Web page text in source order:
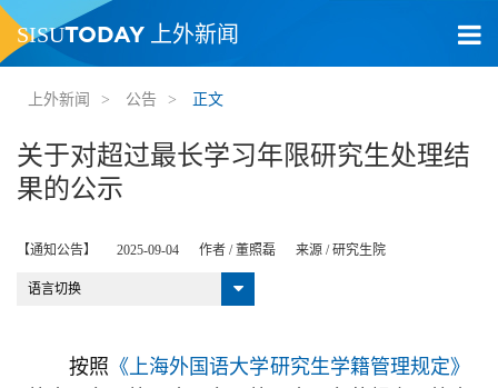
SISUTODAY 上外新闻
上外新闻 > 公告 > 正文
关于对超过最长学习年限研究生处理结
果的公示
【通知公告】 2025-09-04 作者 /董照磊 来源 /研究生院
语言切换
按照 《上海外国语大学研究生学籍管理规定》